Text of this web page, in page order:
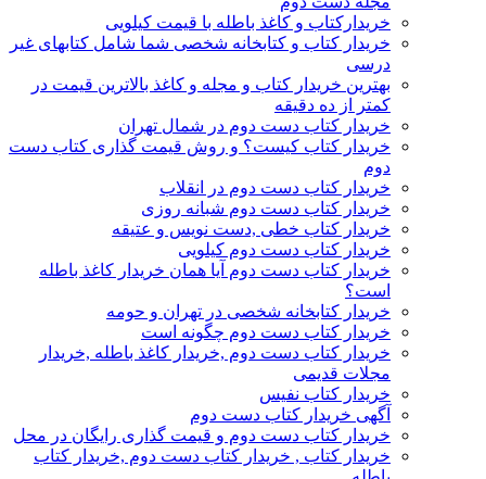
خریدارکتاب و کاغذ باطله با قیمت کیلویی
خریدار کتاب و کتابخانه شخصی شما شامل کتابهای غیر
درسی
بهترین خریدار کتاب و مجله و کاغذ بالاترین قیمت در
کمتر از ده دقیقه
خریدار کتاب دست دوم در شمال تهران
خریدار کتاب کیست؟ و روش قیمت گذاری کتاب دست
دوم
خریدار کتاب دست دوم در انقلاب
خریدار کتاب دست دوم شبانه روزی
خریدار کتاب خطی ,دست نویس و عتیقه
خریدار کتاب دست دوم کیلویی
خریدار کتاب دست دوم آیا همان خریدار کاغذ باطله
است؟
خریدار کتابخانه شخصی در تهران و حومه
خریدار کتاب دست دوم چگونه است
خریدار کتاب دست دوم ,خریدار کاغذ باطله ,خریدار
مجلات قدیمی
خریدار کتاب نفیس
آگهی خریدار کتاب دست دوم
خریدار کتاب دست دوم و قیمت گذاری رایگان در محل
خریدار کتاب , خریدار کتاب دست دوم ,خریدار کتاب